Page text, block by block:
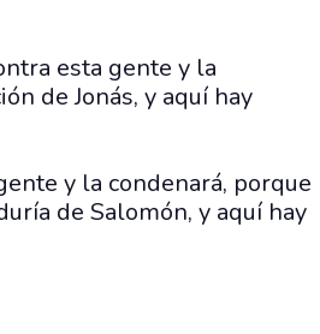
esta gente y la
de Jonás, y aquí hay
y la condenará, porque
de Salomón, y aquí hay